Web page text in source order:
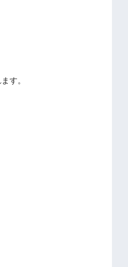
す。